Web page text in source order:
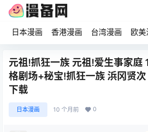
日本漫画 香港漫画 台湾漫画 欧
元祖!抓狂一族 元祖!爱生事家庭
格剧场+秘宝!抓狂一族 浜冈贤
下载
日本漫画 10 个月前 0